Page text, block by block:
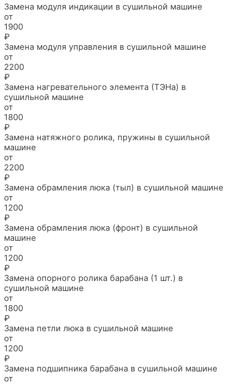
Замена модуля индикации в сушильной машине
от
1900
₽
Замена модуля управления в сушильной машине
от
2200
₽
Замена нагревательного элемента (ТЭНа) в
сушильной машине
от
1800
₽
Замена натяжного ролика, пружины в сушильной
машине
от
2200
₽
Замена обрамления люка (тыл) в сушильной машине
от
1200
₽
Замена обрамления люка (фронт) в сушильной
машине
от
1200
₽
Замена опорного ролика барабана (1 шт.) в
сушильной машине
от
1800
₽
Замена петли люка в сушильной машине
от
1200
₽
Замена подшипника барабана в сушильной машине
от